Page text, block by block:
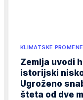
KLIMATSKE PROMENE
Zemlja uvodi
istorijski
Ugroženo
šteta od dve